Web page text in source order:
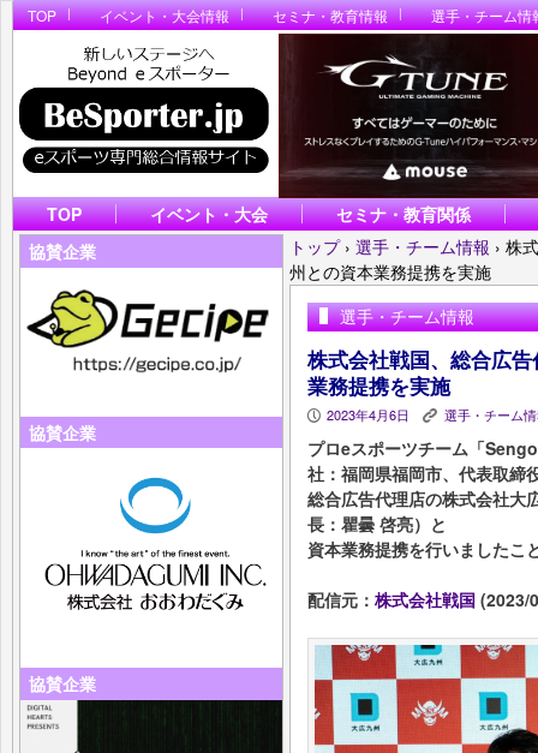
TOP イベント・大会情報 セミナ・教育情報 選手・チーム情
TOP イベント・大会
セミナ・教育関係
協賛企業
協賛企業
協賛企業
トップ › 選手・チーム情報 › 株
州との資本業務提携を実施
選手・チーム情報
株式会社戦国、総合広
業務提携を実施
P 2023年4月6日 K 選手・チーム
プロeスポーツチーム「
社：福岡県福岡市、代表取締
総合広告代理店の株式会社大
長：瞿曇 啓亮）と
資本業務提携を行いましたこ
配信元： 株式会社戦国 (2023/